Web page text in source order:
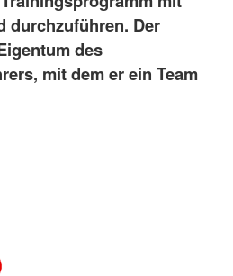
durchzuführen. Der
des
mit dem er ein Team